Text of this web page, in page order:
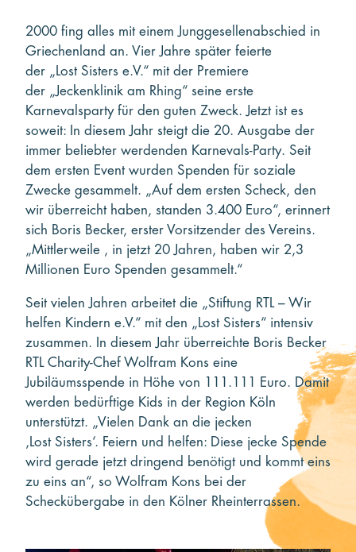
2000 fing alles mit einem Junggesellenabschied in
Griechenland an. Vier Jahre später feierte
der „Lost Sisters e.V.“ mit der Premiere
der „Jeckenklinik am Rhing“ seine erste
Karnevalsparty für den guten Zweck. Jetzt ist es
soweit: In diesem Jahr steigt die 20. Ausgabe der
immer beliebter werdenden Karnevals-Party. Seit
dem ersten Event wurden Spenden für soziale
Zwecke gesammelt. „Auf dem ersten Scheck, den
wir überreicht haben, standen 3.400 Euro“, erinnert
sich Boris Becker, erster Vorsitzender des Vereins.
„Mittlerweile , in jetzt 20 Jahren, haben wir 2,3
Millionen Euro Spenden gesammelt.“
Seit vielen Jahren arbeitet die „Stiftung RTL – Wir
helfen Kindern e.V.“ mit den „Lost Sisters“ intensiv
zusammen. In diesem Jahr überreichte Boris Becker
RTL Charity-Chef Wolfram Kons eine
Jubiläumsspende in Höhe von 111.111 Euro. Damit
werden bedürftige Kids in der Region Köln
unterstützt. „Vielen Dank an die jecken
‚Lost Sisters‘. Feiern und helfen: Diese jecke Spende
wird gerade jetzt dringend benötigt und kommt eins
zu eins an“, so Wolfram Kons bei der
Scheckübergabe in den Kölner Rheinterrassen.